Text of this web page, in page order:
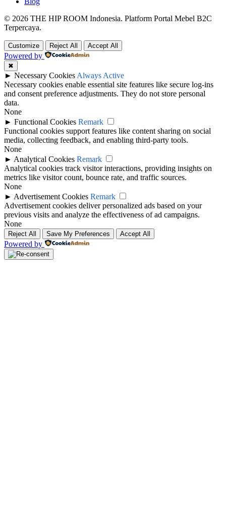
© 2026 THE HIP ROOM Indonesia. Platform Portal Mebel B2C
Terpercaya.
Customize Reject All Accept All
Powered by
✖
► Necessary Cookies Always Active
Necessary cookies enable essential site features like secure log-ins
and consent preference adjustments. They do not store personal
data.
None
► Functional Cookies Remark
Functional cookies support features like content sharing on social
media, collecting feedback, and enabling third-party tools.
None
► Analytical Cookies Remark
Analytical cookies track visitor interactions, providing insights on
metrics like visitor count, bounce rate, and traffic sources.
None
► Advertisement Cookies Remark
Advertisement cookies deliver personalized ads based on your
previous visits and analyze the effectiveness of ad campaigns.
None
Reject All Save My Preferences Accept All
Powered by